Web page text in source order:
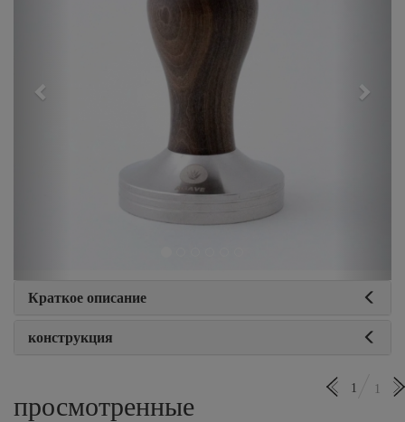
Краткое описание
конструкция
просмотренные
1 1